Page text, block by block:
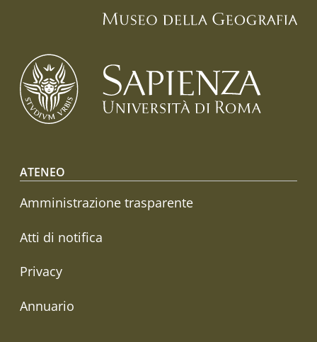
Footer menu
ATENEO
Amministrazione trasparente
Atti di notifica
Privacy
Annuario